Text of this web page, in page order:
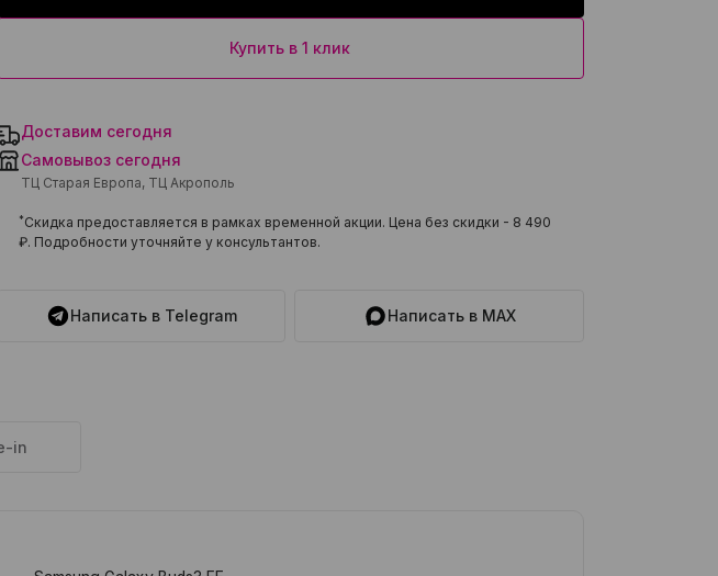
Купить в 1 клик
Доставим сегодня
Самовывоз сегодня
ТЦ Старая Европа, ТЦ Акрополь
*Скидка предоставляется в рамках временной акции. Цена без скидки - 8 490
₽. Подробности уточняйте у консультантов.
Написать в Telegram Написать в MAX
in